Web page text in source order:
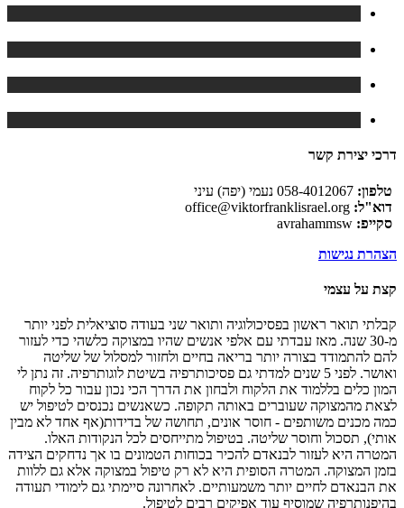
דרכי יצירת קשר
טלפון:
דוא"ל:
סקייפ:
הצהרת נגישות
קצת על עצמי
קבלתי תואר ראשון בפסיכולוגיה ותואר שני בעודה סוציאלית לפני יותר
מ-30 שנה. מאז עבדתי עם אלפי אנשים שהיו במצוקה כלשהי כדי לעזור
להם להתמודד בצורה יותר בריאה בחיים ולחזור למסלול של שליטה
ואושר. לפני 5 שנים למדתי גם פסיכותרפיה בשיטת לוגותרפיה. זה נתן לי
המון כלים בללמוד את הלקוח ולבחון את הדרך הכי נכון עבור כל לקוח
לצאת מהמצוקה שעוברים באותה תקופה. כשאנשים נכנסים לטיפול יש
כמה מכנים משותפים - חוסר אונים, תחושה של בדידות(אף אחד לא מבין
אותי), תסכול וחוסר שליטה. בטיפול מתייחסים לכל הנקודות האלו.
המטרה היא לעזור לבנאדם להכיר בכוחות הטמונים בו אך נדחקים הצידה
בזמן המצוקה. המטרה הסופית היא לא רק טיפול במצוקה אלא גם ללוות
את הבנאדם לחיים יותר משמעותיים. לאחרונה סיימתי גם לימודי תעודה
בהיפנותרפיה שמוסיף עוד אפיקים רבים לטיפול.